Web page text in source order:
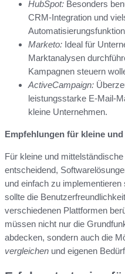
HubSpot: Besonders
CRM-Integration und
Marketo: Ideal für
Marktanalysen
Kampagnen steuern
ActiveCampaign:
leistungsstarke E-Mail-
kleine Unternehmen.
Empfehlungen für kleine
Für kleine und
entscheidend,
und einfach zu
sollte die
verschiedenen Plattformen
müssen nicht nur die
abdecken, sondern auch die
vergleichen und eigenen